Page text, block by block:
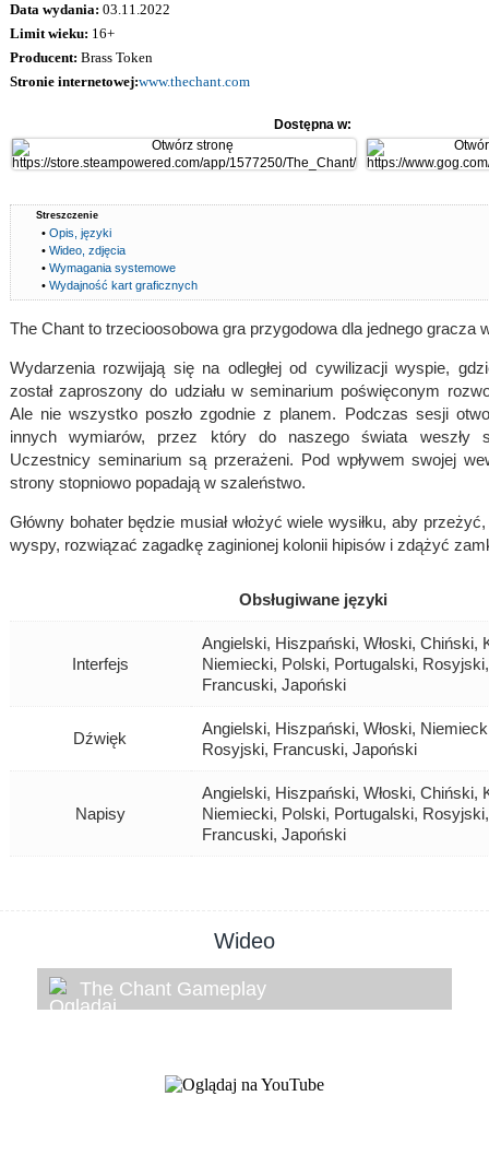
Data wydania: 03.11.2022
Limit wieku: 16+
Producent: Brass Token
Stronie internetowej:www.thechant.com
Dostępna w:
Streszczenie
• Opis, języki
• Wideo, zdjęcia
• Wymagania systemowe
• Wydajność kart graficznych
The Chant to trzecioosobowa gra przygodowa dla jednego gracza
Wydarzenia rozwijają się na odległej od cywilizacji wyspie,
został zaproszony do udziału w seminarium poświęconym
Ale nie wszystko poszło zgodnie z planem. Podczas sesji
innych wymiarów, przez który do naszego świata weszły
Uczestnicy seminarium są przerażeni. Pod wpływem swojej
strony stopniowo popadają w szaleństwo.
Główny bohater będzie musiał włożyć wiele wysiłku, aby
wyspy, rozwiązać zagadkę zaginionej kolonii hipisów i zdążyć
Obsługiwane języki
Interfejs
Angielski, Hiszpański, Włoski, Chiński,
Niemiecki, Polski, Portugalski,
Francuski, Japoński
Dźwięk
Angielski, Hiszpański, Włoski,
Rosyjski, Francuski, Japoński
Napisy
Angielski, Hiszpański, Włoski, Chiński,
Niemiecki, Polski, Portugalski,
Francuski, Japoński
Wideo
The Chant Gameplay